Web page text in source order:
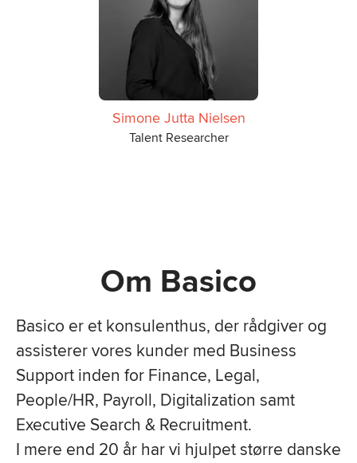
Simone Jutta Nielsen
Talent Researcher
Om Basico
Basico er et konsulenthus, der rådgiver og
assisterer vores kunder med Business
Support inden for Finance, Legal,
People/HR, Payroll, Digitalization samt
Executive Search & Recruitment.
I mere end 20 år har vi hjulpet større danske